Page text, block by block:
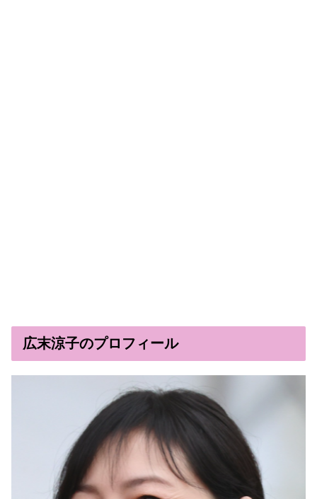
広末涼子のプロフィール